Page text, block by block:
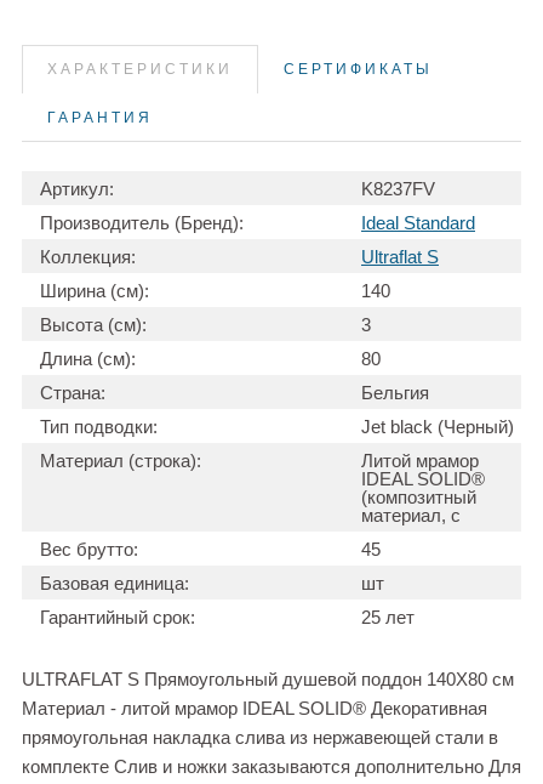
ХАРАКТЕРИСТИКИ СЕРТИФИКАТЫ
ГАРАНТИЯ
Артикул:
K8237FV
Производитель (Бренд):
Ideal Standard
Коллекция:
Ultraflat S
Ширина (см):
140
Высота (см):
3
Длина (см):
80
Страна:
Бельгия
Тип подводки:
Jet black (Черный)
Материал (строка):
Литой мрамор
IDEAL SOLID®
(композитный
материал, с
Вес брутто:
45
Базовая единица:
шт
Гарантийный срок:
25 лет
ULTRAFLAT S Прямоугольный душевой поддон 140X80 см
Материал - литой мрамор IDEAL SOLID® Декоративная
прямоугольная накладка слива из нержавеющей стали в
комплекте Слив и ножки заказываются дополнительно Для